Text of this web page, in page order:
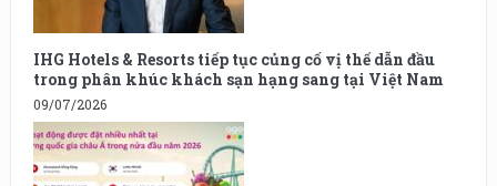
IHG Hotels & Resorts tiếp tục củng cố vị thế dẫn đầu
trong phân khúc khách sạn hạng sang tại Việt Nam
09/07/2026